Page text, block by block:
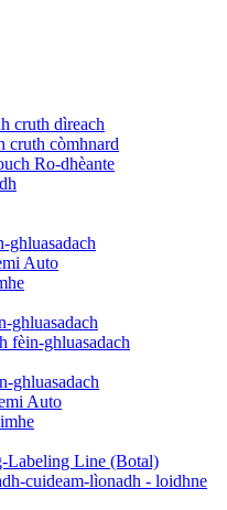
cruth dìreach
cruth còmhnard
Ro-dhèante
ghluasadach
Auto
ghluasadach
fèin-ghluasadach
ghluasadach
Auto
Labeling Line (Botal)
cuideam-lìonadh - loidhne